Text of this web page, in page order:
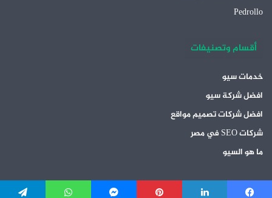
Pedrollo
أقسام وتصنيفات
خدمات سيو
افضل شركة سيو
افضل شركات تصميم مواقع
شركات SEO في مصر
ما هو السيو